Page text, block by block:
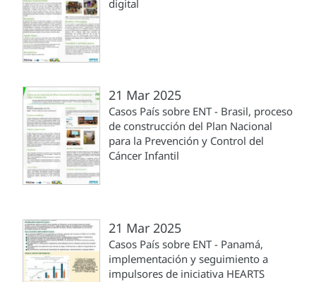
digital
21 Mar 2025
Casos País sobre ENT - Brasil, proceso
de construcción del Plan Nacional
para la Prevención y Control del
Cáncer Infantil
21 Mar 2025
Casos País sobre ENT - Panamá,
implementación y seguimiento a
impulsores de iniciativa HEARTS